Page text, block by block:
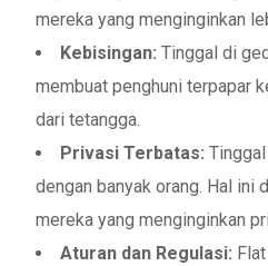
mereka yang menginginkan
Kebisingan: Tinggal di
membuat penghuni terpapar
dari tetangga.
Privasi Terbatas:
dengan banyak orang. Hal ini
mereka yang menginginkan
Aturan dan Regulasi: